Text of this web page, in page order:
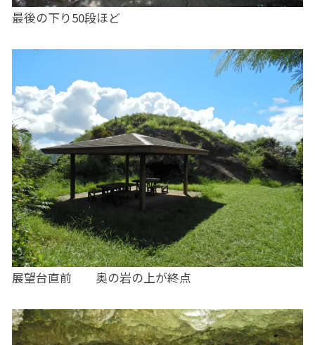
最後の下り50段ほど
展望台直前 奥の岩の上が終点